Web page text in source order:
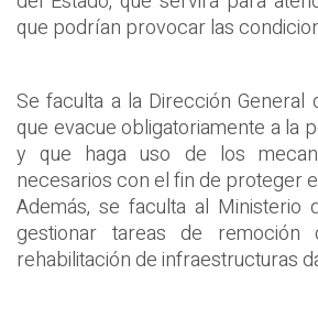
que podrían provocar las
Se faculta a la Dirección General
que evacue obligatoriamente a la
y que haga uso de los
necesarios con el fin de proteger
Además, se faculta al Ministerio
gestionar tareas de
rehabilitación de infraestructuras